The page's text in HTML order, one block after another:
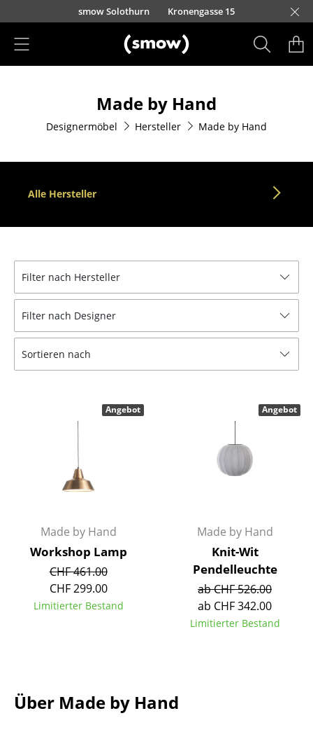
Direkt zum Inhaltsmow Solothurn Kronengasse 15
Esszimmerstühle
Sofas
Sessel
Freischwinger
Barhocker
Hocker
Bänke & Liegen
Schaukelstühle
Konferenzstühle
Bürosessel
Einzelteile
... alle Sitzmöbel
Beistelltische
Made by Hand
Designermöbel Hersteller Made by Hand
Alle Hersteller
Filter nach Hersteller
Filter nach Designer
Sortieren nach
Made by Hand
Workshop Lamp
CHF 461.00
CHF 299.00
Limitierter Bestand
Angebot
Made by Hand
Knit-Wit
Pendelleuchte
ab CHF 526.00
ab CHF 342.00
Limitierter Bestand
Angebot
Über Made by Hand